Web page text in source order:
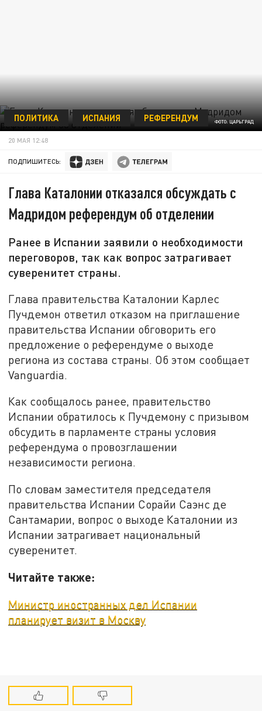
ФОТО: ЦАРЬГРАД
ПОЛИТИКА ИСПАНИЯ РЕФЕРЕНДУМ
20 МАЯ 12:48
ПОДПИШИТЕСЬ:
Глава Каталонии отказался обсуждать с
Мадридом референдум об отделении
Ранее в Испании заявили о необходимости
переговоров, так как вопрос затрагивает
суверенитет страны.
Глава правительства Каталонии Карлес
Пучдемон ответил отказом на приглашение
правительства Испании обговорить его
предложение о референдуме о выходе
региона из состава страны. Об этом сообщает
Vanguardia.
Как сообщалось ранее, правительство
Испании обратилось к Пучдемону с призывом
обсудить в парламенте страны условия
референдума о провозглашении
независимости региона.
По словам заместителя председателя
правительства Испании Сорайи Саэнс де
Сантамарии, вопрос о выходе Каталонии из
Испании затрагивает национальный
суверенитет.
Читайте также:
Министр иностранных дел Испании
планирует визит в Москву